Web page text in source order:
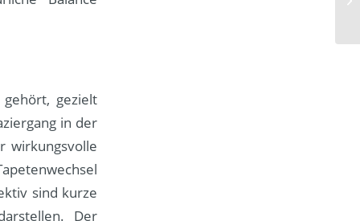
gezielt
in der
wirkungsvolle
sind kurze
Der